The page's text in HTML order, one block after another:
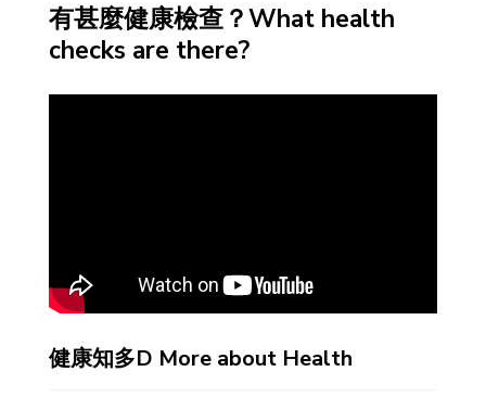
有甚麼健康檢查？What health
checks are there?
健康知多D More about Health